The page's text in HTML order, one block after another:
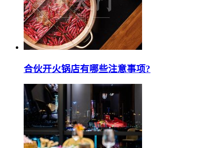
合伙开火锅店有哪些注意事项?